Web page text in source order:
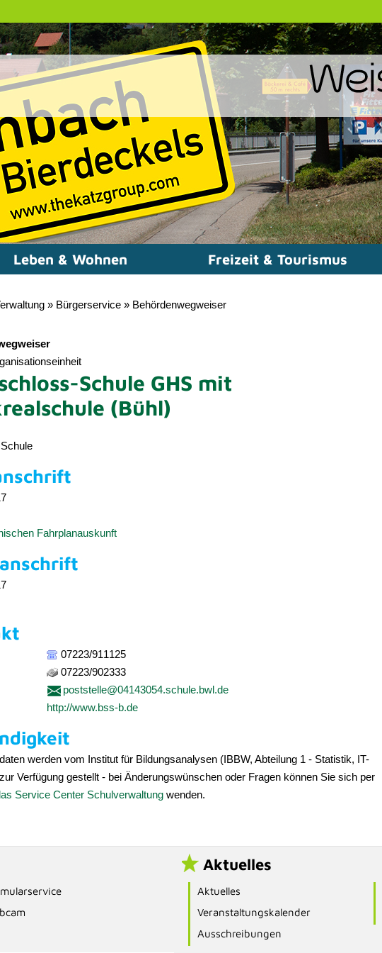
Leben & Wohnen Freizeit & Tourismus
» Bürgerservice » Behördenwegweiser
Schule GHS mit
(Bühl)
Fahrplanauskunft
07223/911125
07223/902333
poststelle@04143054.schule.bwl.de
http://www.bss-b.de
werden vom Institut für Bildungsanalysen (IBBW, Abteilung 1 - Statistik, IT-
Verfügung gestellt - bei Änderungswünschen oder Fragen können Sie sich per
Service Center Schulverwaltung wenden.
Aktuelles
Aktuelles
Veranstaltungskalender
Ausschreibungen